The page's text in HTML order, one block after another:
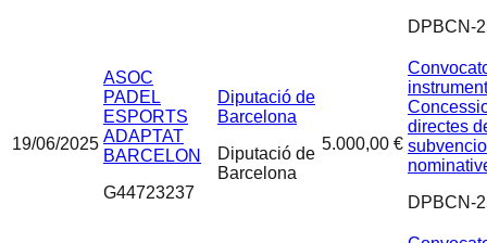
DPBCN-
19/06/2025
ASOC
PADEL
ESPORTS
ADAPTAT
BARCELON
G44723237
Diputació de
Barcelona
Diputació de
Barcelona
5.000,00 €
directes
DPBCN-